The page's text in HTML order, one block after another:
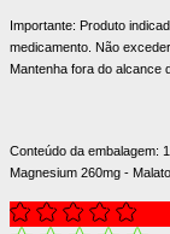
Importante: Produto
medicamento. Não
Mantenha fora do alcance
Conteúdo da embalagem:
Magnesium 260mg -